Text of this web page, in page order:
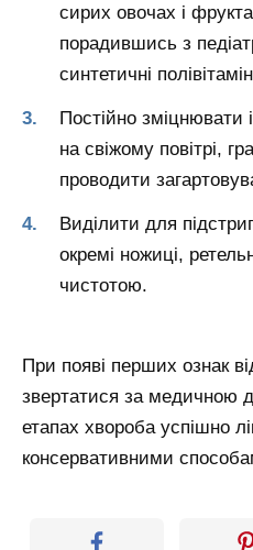
сирих овочах і
порадившись з
синтетичні
Постійно зміцнювати
на свіжому повітрі,
проводити
Виділити для
окремі ножиці,
чистотою.
При появі перших ознак
звертатися за медичною
етапах хвороба успішно
консервативними